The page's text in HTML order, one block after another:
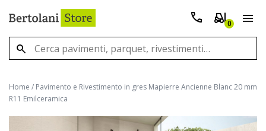
0
Home / Pavimento e Rivestimento in gres Mapierre Ancienne Blanc 20 mm
R11 Emilceramica